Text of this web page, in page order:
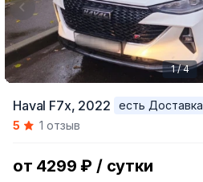
of
1 / 4
Haval F7x, 2022
есть Доставка
5
1 отзыв
от 4299 ₽ / сутки